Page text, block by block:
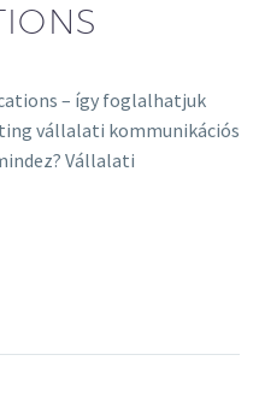
– így foglalhatjuk
vállalati kommunikációs
Vállalati